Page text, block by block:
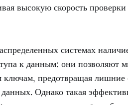
высокую скорость
системах
к данным: они позволяют
предотвращая
Однако такая